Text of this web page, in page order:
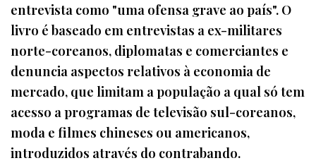
entrevista como "uma ofensa grave ao país". O
livro é baseado em entrevistas a ex-militares
norte-coreanos, diplomatas e comerciantes e
denuncia aspectos relativos à economia de
mercado, que limitam a população a qual só tem
acesso a programas de televisão sul-coreanos,
moda e filmes chineses ou americanos,
introduzidos através do contrabando.